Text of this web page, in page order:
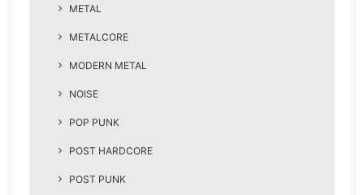
METAL
METALCORE
MODERN METAL
NOISE
POP PUNK
POST HARDCORE
POST PUNK